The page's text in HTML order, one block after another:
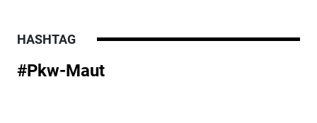
HASHTAG
#Pkw-Maut